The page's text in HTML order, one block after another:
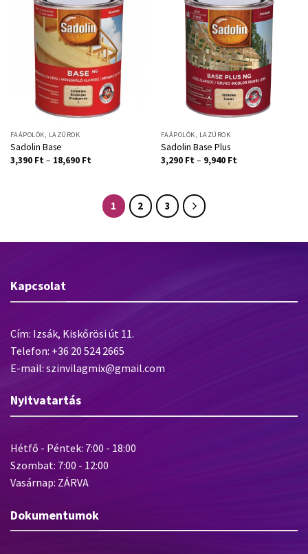
FAÁPOLÓK, LAZÚROK
Sadolin Base
3,390 Ft – 18,690 Ft
FAÁPOLÓK, LAZÚROK
Sadolin Base Plus
3,290 Ft – 9,940 Ft
1 2 3
Kapcsolat
Cím: Izsák, Kiskőrösi út 11.
Telefon: +36 20 524 2665
E-mail: szinvilagmix@gmail.com
Nyitvatartás
Hétfő - Péntek: 7:00 - 18:00
Szombat: 7:00 - 12:00
Vasárnap: ZÁRVA
Dokumentumok